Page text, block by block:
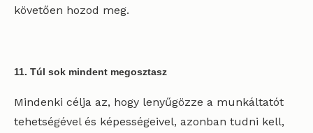
követően hozod meg.
11. Túl sok mindent megosztasz
Mindenki célja az, hogy lenyűgözze a munkáltatót
tehetségével és képességeivel, azonban tudni kell,